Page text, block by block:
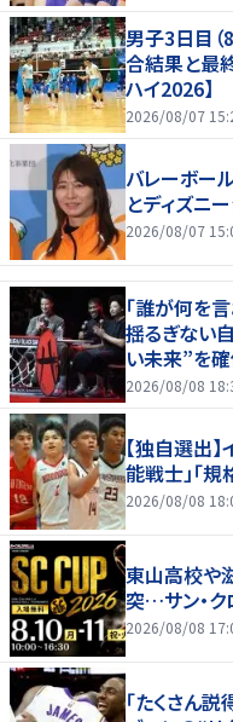
男子3日目（
合結果と最
ハイ2026】
2026/08/07
バレーボー
とディズニ
2026/08/07
「誰が何を
揺るぎない
い未来”を
2026/08/08
【独自選出
能戦士」「
2026/08/08
東山高校や
突…サン・ク
2026/08/08
「たくさん